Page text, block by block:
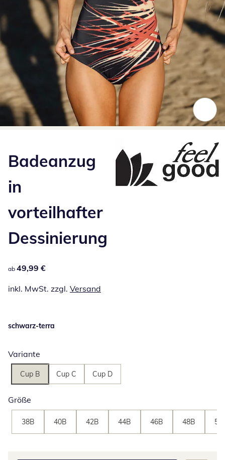
Badeanzug
in
vorteilhafter
Dessinierung
49,99 €
ab 49,99 €
inkl. MwSt. zzgl. Versand
schwarz-terra
Variante
Cup B Cup C Cup D
Größe
38B 40B 42B 44B 46B 48B